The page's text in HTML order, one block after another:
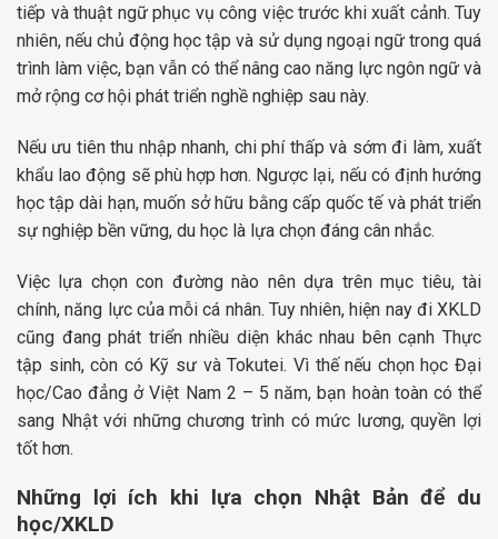
tiếp và thuật ngữ phục vụ công việc trước khi xuất cảnh. Tuy
nhiên, nếu chủ động học tập và sử dụng ngoại ngữ trong quá
trình làm việc, bạn vẫn có thể nâng cao năng lực ngôn ngữ và
mở rộng cơ hội phát triển nghề nghiệp sau này.
Nếu ưu tiên thu nhập nhanh, chi phí thấp và sớm đi làm, xuất
khẩu lao động sẽ phù hợp hơn. Ngược lại, nếu có định hướng
học tập dài hạn, muốn sở hữu bằng cấp quốc tế và phát triển
sự nghiệp bền vững, du học là lựa chọn đáng cân nhắc.
Việc lựa chọn con đường nào nên dựa trên mục tiêu, tài
chính, năng lực của mỗi cá nhân. Tuy nhiên, hiện nay đi XKLD
cũng đang phát triển nhiều diện khác nhau bên cạnh Thực
tập sinh, còn có Kỹ sư và Tokutei. Vì thế nếu chọn học Đại
học/Cao đẳng ở Việt Nam 2 – 5 năm, bạn hoàn toàn có thể
sang Nhật với những chương trình có mức lương, quyền lợi
tốt hơn.
Những lợi ích khi lựa chọn Nhật Bản để du
học/XKLD